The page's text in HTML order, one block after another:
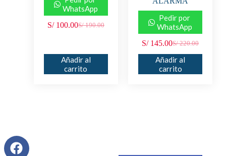
WhatsApp
S/190.00
S/100.00
Añadir al
carrito
Pedir por
WhatsApp
S/220.00
S/145.00
Añadir al
carrito